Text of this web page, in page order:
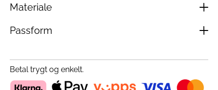
Materiale
Passform
Betal trygt og enkelt.